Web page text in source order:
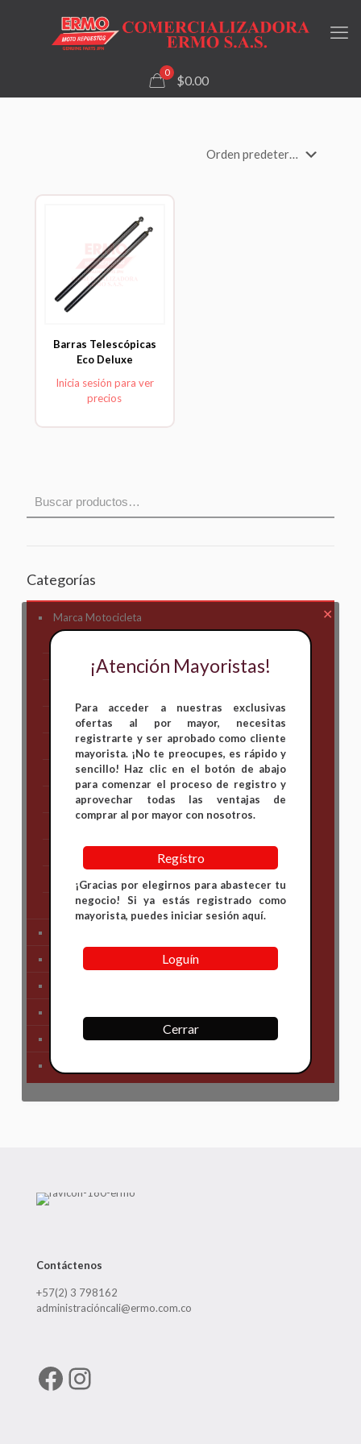
0
$0.00
Barras Telescópicas
Eco Deluxe
Inicia sesión para ver
precios
Categorías
Marca Motocicleta
Kymco
Bajaj
Hero
Honda
KAWASAKI
Suzuki
TVS
Yamaha
Carenajes
Primera Necesidad
Contáctenos
+57(2) 3 798162
administracióncali@ermo.com.co
Facebook
Instagram
✕
¡Atención Mayoristas!
Para acceder a nuestras exclusivas
ofertas al por mayor, necesitas
registrarte y ser aprobado como cliente
mayorista. ¡No te preocupes, es rápido y
sencillo! Haz clic en el botón de abajo
para comenzar el proceso de registro y
aprovechar todas las ventajas de
comprar al por mayor con nosotros.
Regístro
¡Gracias por elegirnos para abastecer tu
negocio! Si ya estás registrado como
mayorista, puedes iniciar sesión aquí.
Loguín
Cerrar